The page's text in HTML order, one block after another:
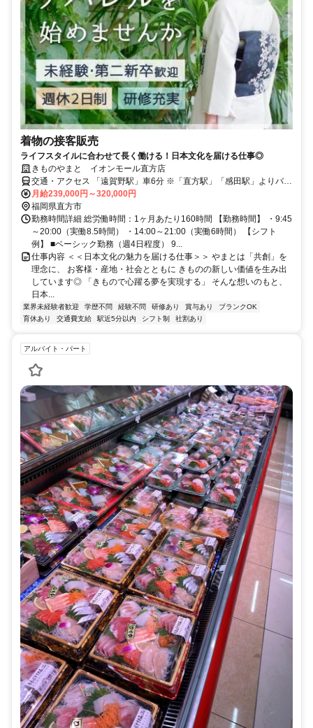
着物の接客販売
ライフスタイルに合わせて長く働ける！日本文化を届ける仕事◎
きものやまと イオンモール直方店
交通・アクセス 「遠賀野駅」車6分 ※「直方駅」「感田駅」よりバス
あり
月給239,000円～320,000円
福岡県直方市
勤務時間詳細 総労働時間：1ヶ月あたり160時間 【勤務時間】 ・9:45
～20:00（実働8.5時間） ・14:00～21:00（実働6時間） 【シフト
例】 ■ベーシック勤務（週4日程度） 9...
仕事内容 ＜＜日本文化の魅力を届ける仕事＞＞ やまとは「共創」を
理念に、 お客様・産地・社会とともに きものの新しい価値を生み出
しています◎ 「きもので心躍る夢を実現する」 そんな想いのもと、
日本...
業界未経験者歓迎 学歴不問 経験不問 研修あり 賞与あり
ブランクOK
育休あり
交通費支給 駅近5分以内 シフト制 社割あり
アルバイト・パート